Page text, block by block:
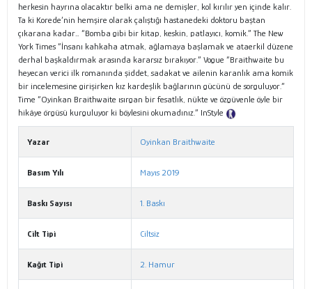
herkesin hayrına olacaktır belki ama ne demişler, kol kırılır yen içinde kalır.
Ta ki Korede’nin hemşire olarak çalıştığı hastanedeki doktoru baştan
çıkarana kadar… “Bomba gibi bir kitap, keskin, patlayıcı, komik.” The New
York Times “İnsanı kahkaha atmak, ağlamaya başlamak ve ataerkil düzene
derhal başkaldırmak arasında kararsız bırakıyor.” Vogue “Braithwaite bu
heyecan verici ilk romanında şiddet, sadakat ve ailenin karanlık ama komik
bir incelemesine girişirken kız kardeşlik bağlarının gücünü de sorguluyor.”
Time “Oyinkan Braithwaite ısırgan bir fesatlık, nükte ve özgüvenle öyle bir
hikâye örgüsü kurguluyor ki böylesini okumadınız.” InStyle
Yazar Oyinkan Braithwaite
Basım Yılı Mayıs 2019
Baskı Sayısı 1. Baskı
Cilt Tipi Ciltsiz
Kağıt Tipi 2. Hamur